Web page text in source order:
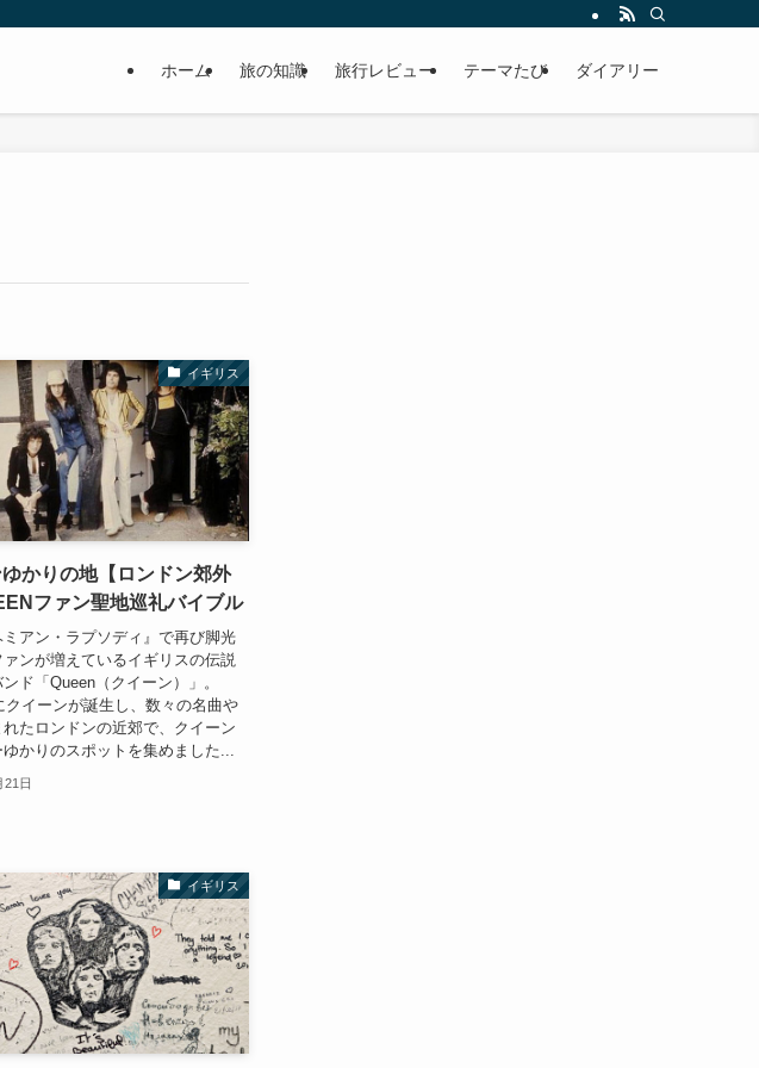
ホーム 旅の知識 旅行レビュー テーマたび ダイアリー
イギリス
かりの地【ロンドン郊外
ファン聖地巡礼バイブル
アン・ラプソディ』で再び脚光
ンが増えているイギリスの伝説
ド「Queen（クイーン）」。
クイーンが誕生し、数々の名曲や
たロンドンの近郊で、クイーン
かりのスポットを集めました...
21日
イギリス